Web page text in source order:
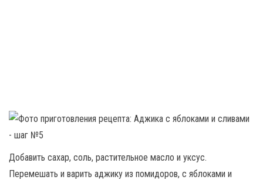
Добавить сахар, соль, растительное масло и уксус.
Перемешать и варить аджику из помидоров, с яблоками и